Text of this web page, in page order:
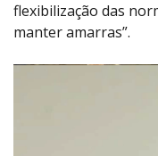
flexibilização das
manter amarras”.